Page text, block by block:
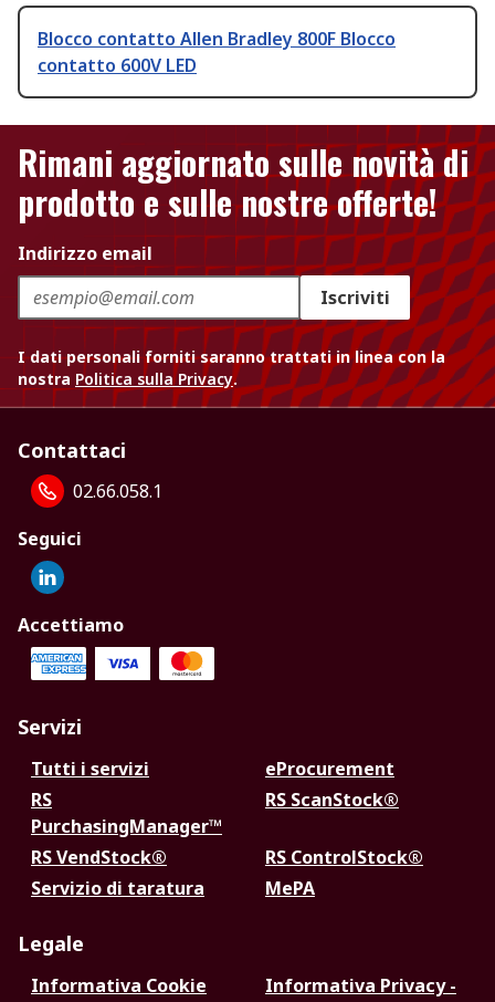
Blocco contatto Allen Bradley 800F Blocco
contatto 600V LED
Rimani aggiornato sulle novità di
prodotto e sulle nostre offerte!
Indirizzo email
Iscriviti
I dati personali forniti saranno trattati in linea con la
nostra Politica sulla Privacy.
Contattaci
02.66.058.1
Seguici
Accettiamo
Servizi
Tutti i servizi
eProcurement
RS
PurchasingManager™
RS ScanStock®
RS VendStock®
RS ControlStock®
Servizio di taratura
MePA
Legale
Informativa Cookie
Informativa Privacy -